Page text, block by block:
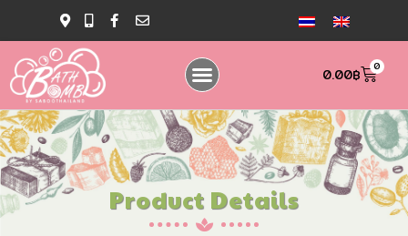
0.00฿ 0
Product Details